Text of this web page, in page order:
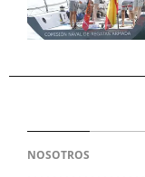
NOSOTROS